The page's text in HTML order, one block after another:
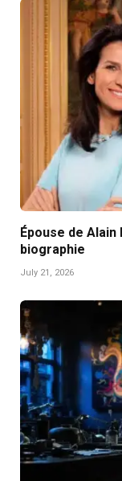
Épouse de
biographie
July 21, 2026